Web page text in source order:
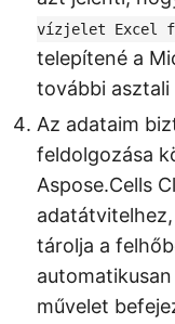
vízjelet Excel
telepítené a
további
Az adataim
feldolgozása
Aspose.Cells
tárolja a
művelet